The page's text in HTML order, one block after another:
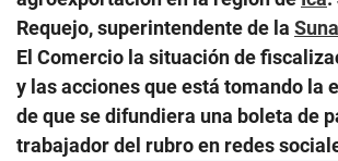
Requejo, superintendente de la
El Comercio la situación de
y las acciones que está tomando la
de que se difundiera una boleta de
trabajador del rubro en redes